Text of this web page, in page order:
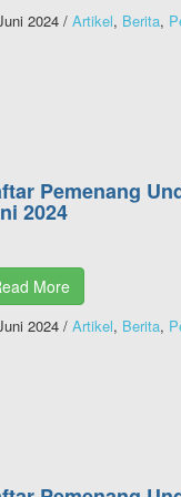
2024 / Artikel, Berita,
Pemenang
2024
More
2024 / Artikel, Berita,